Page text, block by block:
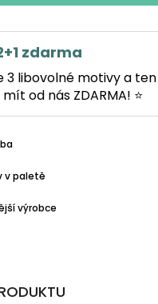
zdarma
3 libovolné motivy a
od nás ZDARMA! ⭐
v paletě
výrobce